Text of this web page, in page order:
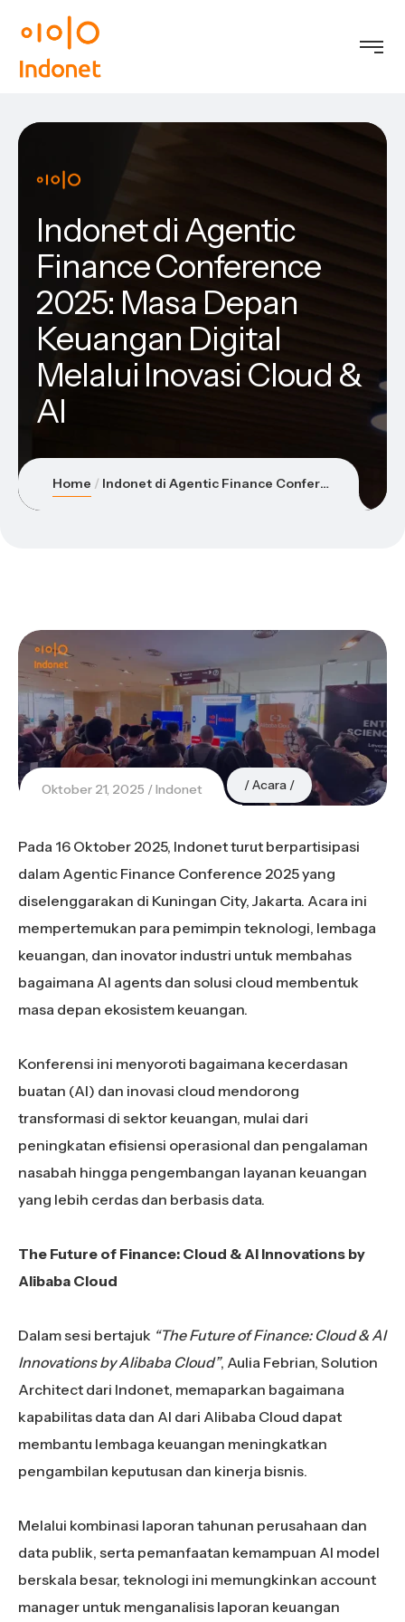
Indonet di Agentic
Finance Conference
2025: Masa Depan
Keuangan Digital
Melalui Inovasi Cloud &
AI
Home Indonet di Agentic Finance Conference 2025: Masa Depan Keuangan Digital Melalui Inovasi Cloud & AI
Oktober 21, 2025 Indonet Acara
Pada 16 Oktober 2025, Indonet turut berpartisipasi
dalam Agentic Finance Conference 2025 yang
diselenggarakan di Kuningan City, Jakarta. Acara ini
mempertemukan para pemimpin teknologi, lembaga
keuangan, dan inovator industri untuk membahas
bagaimana AI agents dan solusi cloud membentuk
masa depan ekosistem keuangan.
Konferensi ini menyoroti bagaimana kecerdasan
buatan (AI) dan inovasi cloud mendorong
transformasi di sektor keuangan, mulai dari
peningkatan efisiensi operasional dan pengalaman
nasabah hingga pengembangan layanan keuangan
yang lebih cerdas dan berbasis data.
The Future of Finance: Cloud & AI Innovations by
Alibaba Cloud
Dalam sesi bertajuk “The Future of Finance: Cloud & AI
Innovations by Alibaba Cloud”, Aulia Febrian, Solution
Architect dari Indonet, memaparkan bagaimana
kapabilitas data dan AI dari Alibaba Cloud dapat
membantu lembaga keuangan meningkatkan
pengambilan keputusan dan kinerja bisnis.
Melalui kombinasi laporan tahunan perusahaan dan
data publik, serta pemanfaatan kemampuan AI model
berskala besar, teknologi ini memungkinkan account
manager untuk menganalisis laporan keuangan